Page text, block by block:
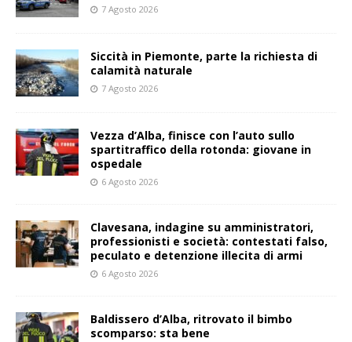
7 Agosto 2026
Siccità in Piemonte, parte la richiesta di
calamità naturale
7 Agosto 2026
Vezza d’Alba, finisce con l’auto sullo
spartitraffico della rotonda: giovane in
ospedale
6 Agosto 2026
Clavesana, indagine su amministratori,
professionisti e società: contestati falso,
peculato e detenzione illecita di armi
6 Agosto 2026
Baldissero d’Alba, ritrovato il bimbo
scomparso: sta bene